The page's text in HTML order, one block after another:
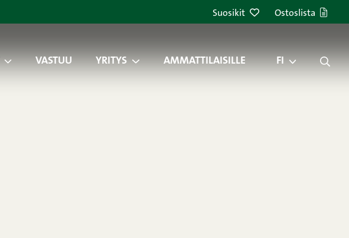
Suosikit Ostoslista
VASTUU YRITYS AMMATTILAISILLE FI